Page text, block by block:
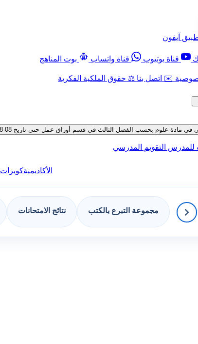
آيفون
قناة يوتيوب قناة واتساب
بوت المناهج
✉️ اتصل بنا ⚖️ حقوق الملكية الفكرية
مادة علوم بحسب الفصل الثالث في قسم أوراق عمل حتى تاريخ 08-08-2026
للمدرس التقويم المدرسي
الأكاديميةكويزات
مجموعة التبرع بالكتب نتائج الامتحانات